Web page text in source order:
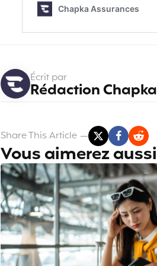
Écrit par
Rédaction Chapka
ShareThis Article
Vous aimerez aussi